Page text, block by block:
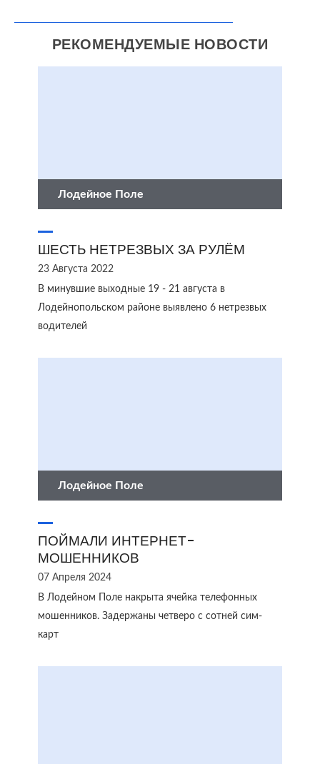
РЕКОМЕНДУЕМЫЕ НОВОСТИ
Лодейное Поле
ШЕСТЬ НЕТРЕЗВЫХ ЗА РУЛЁМ
23 Августа 2022
В минувшие выходные 19 - 21 августа в
Лодейнопольском районе выявлено 6 нетрезвых
водителей
Лодейное Поле
ПОЙМАЛИ ИНТЕРНЕТ-
МОШЕННИКОВ
07 Апреля 2024
В Лодейном Поле накрыта ячейка телефонных
мошенников. Задержаны четверо с сотней сим-
карт